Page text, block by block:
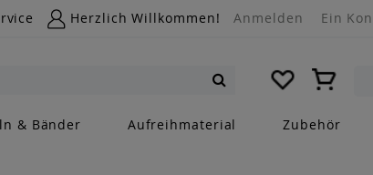
Herzlich Willkommen! Anmelden Ein
Mein
& Bänder Aufreihmaterial Zubehör